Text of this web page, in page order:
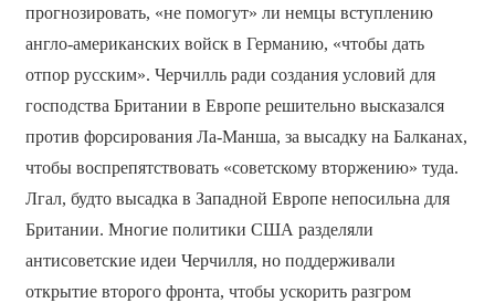
прогнозировать, «не помогут» ли немцы вступлению
англо-американских войск в Германию, «чтобы дать
отпор русским». Черчилль ради создания условий для
господства Британии в Европе решительно высказался
против форсирования Ла-Манша, за высадку на Балканах,
чтобы воспрепятствовать «советскому вторжению» туда.
Лгал, будто высадка в Западной Европе непосильна для
Британии. Многие политики США разделяли
антисоветские идеи Черчилля, но поддерживали
открытие второго фронта, чтобы ускорить разгром